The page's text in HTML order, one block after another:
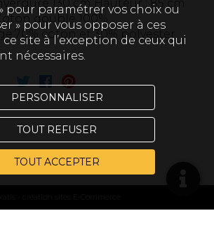
130 cm
Hauteur : 85 cm
doublé 100%
coton et 30% polyester
pour paramétrer vos choix ou
» pour vous opposer à ces
site à l’exception de ceux qui
nécessaires.
PERSONNALISER
TOUT REFUSER
TOUT ACCEPTER
- création sites E-Commerce